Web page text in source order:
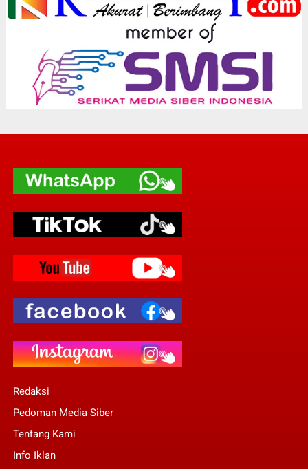
Redaksi
Pedoman Media Siber
Tentang Kami
Info Iklan